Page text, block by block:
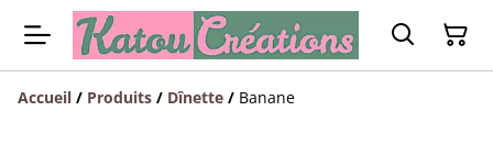
Accueil / Produits / Dînette / Banane